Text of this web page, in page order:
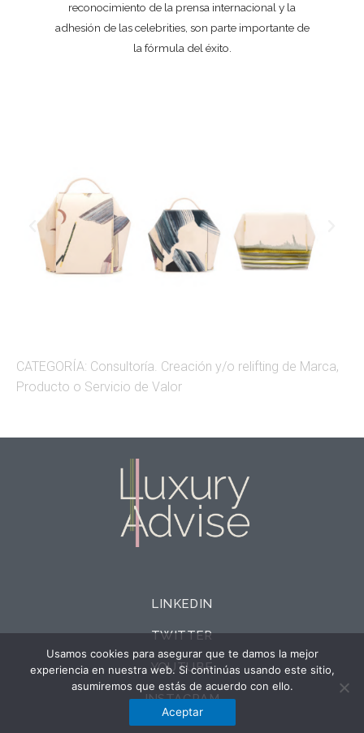
reconocimiento de la prensa internacional y la
adhesión de lascelebrities, son parte importante de
la fórmula del éxito.
CATEGORÍA​: Consultoría. Creación y/o relifting de Marca,
Producto o Servicio de Valor​
LINKEDIN
TWITTER
YOUTUBE
INSTAGRAM
Usamos cookies para asegurar que te damos la mejor
experiencia en nuestra web. Si continúas usando este sitio,
asumiremos que estás de acuerdo con ello.
Aceptar